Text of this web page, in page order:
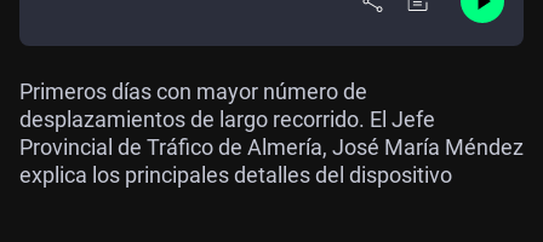
Primeros días con mayor número de
desplazamientos de largo recorrido. El Jefe
Provincial de Tráfico de Almería, José María Méndez
explica los principales detalles del dispositivo